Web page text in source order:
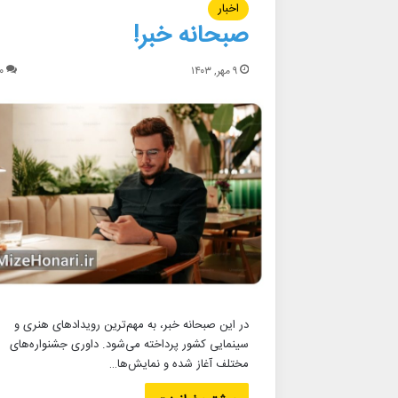
اخبار
صبحانه خبر!
۹ مهر, ۱۴۰۳ ۰
در این صبحانه خبر، به مهم‌ترین رویدادهای هنری و
سینمایی کشور پرداخته می‌شود. داوری جشنواره‌های
مختلف آغاز شده و نمایش‌ها…